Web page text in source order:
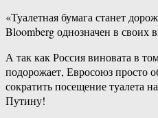
«Туалетная бумага станет
Bloomberg однозначен в своих
А так как Россия виновата в
подорожает, Евросоюз просто
сократить посещение туалета
Путину!